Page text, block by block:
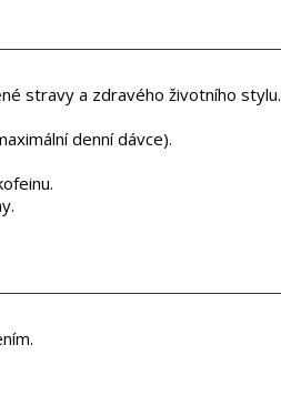
stravy a zdravého životního stylu.
denní dávce).